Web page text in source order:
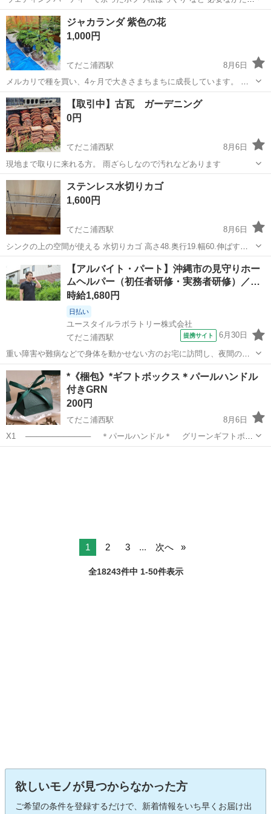
いましたら差し上げます #松ぼっくり #ドライフラワー #カントリ
ー雑貨 #自由研究
沖縄 うるま市 てだこ浦西駅 その他
ジャカランダ 紫色の花
1,000円
てだこ浦西駅
8月6日
メルカリで種を買い、4ヶ月で大きさまちまちに成長しています。 庭
のアクセントにどうですか？ 直植えで巨木になります。3大巨木(カエ
ンボク、ホウオウボク、ジャカランダ)で、涼しげな葉、淡い紫色の花
が見事で、 一番最後の写真のよ...
沖縄 中頭郡 てだこ浦西駅 家庭用品
【取引中】古瓦 ガーデニング
0円
てだこ浦西駅
8月6日
現地まで取りに来れる方。 雨ざらしなので汚れなどあります
沖縄 うるま市 てだこ浦西駅 家庭用品
ステンレス水切りカゴ
1,600円
てだこ浦西駅
8月6日
シンクの上の空間が使える 水切りカゴ 高さ48.奥行19.幅60.伸ばすと
最大98. 足は吸盤つき
うるま市 てだこ浦西駅 家庭用品
【アルバイト・パート】沖縄市の見守りホー
ムヘルパー（初任者研修・実務者研修）／…
時給1,680円
日払い
ユースタイルラボラトリー株式会社
てだこ浦西駅
提携サイト 6月30日
重い障害や難病などで身体を動かせない方のお宅に訪問し、夜間の見
守りケアを行うお仕事です。もちろん直行直帰OK。 【サービス】 訪
問介護（夜勤） 【仕事内容】 主なお仕事は高齢者・障がいのある方の
就寝時の見守りがメインのお...
沖縄 沖縄市 てだこ浦西駅 介護
*《梱包》*ギフトボックス＊パールハンドル
付きGRN
200円
てだこ浦西駅
8月6日
X1 ──────────── ＊パールハンドル＊ グリーンギフトボッ
クス ──────────── ▼カラー▼ ボックス: グリーン ハンドル: パ
1 2 3 ... 次へ
全18243件中 1-50件表示
欲しいモノが見つからなかった方
ご希望の条件を登録するだけで、新着情報をいち早くお届け出